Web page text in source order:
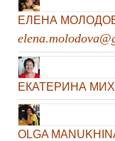
ЕЛЕНА
ЕКАТЕРИНА
OLGA